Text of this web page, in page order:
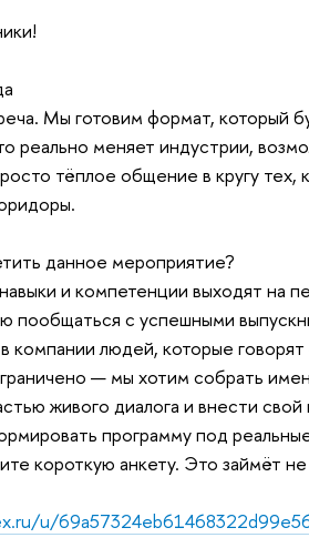
Мы готовим формат, который
реально меняет индустрии,
тёплое общение в кругу
данное мероприятие?
и компетенции выходят на
пообщаться с успешными
компании людей, которые
— мы хотим собрать
живого диалога и внести
программу под
короткую анкету. Это займёт
u/